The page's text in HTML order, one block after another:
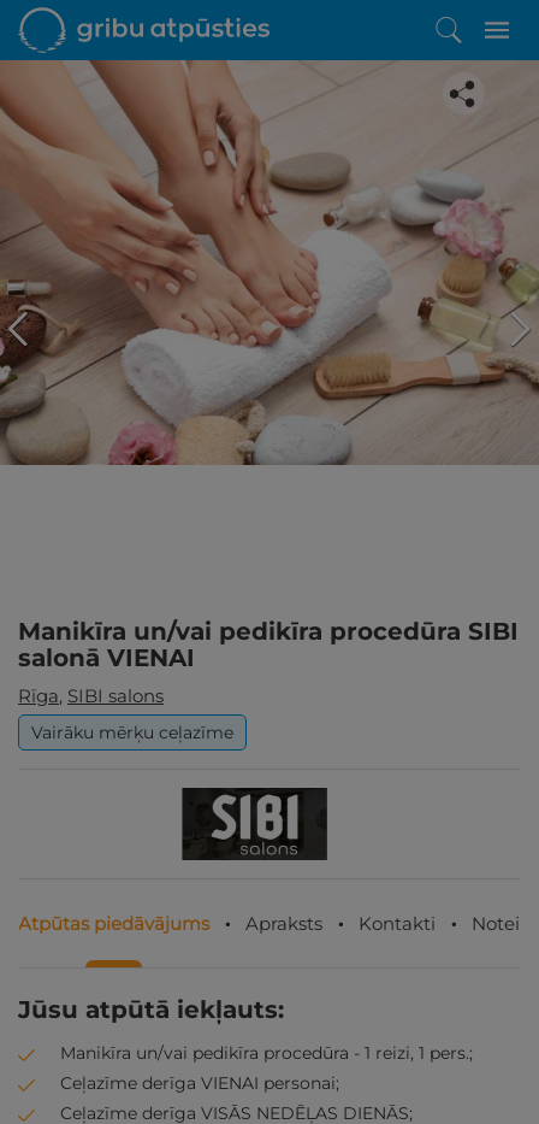
Iepatikās šis piedāvājums?
Līdz brīnišķīgai atpūtai atlikuši tikai daži soļi
PĒRKU
Manikīra un/vai pedikīra procedūra SIBI
salonā VIENAI
Rīga, SIBI salons
Vairāku mērķu ceļazīme
Atpūtas piedāvājums Apraksts Kontakti
Jūsu atpūtā iekļauts:
Manikīra un/vai pedikīra procedūra - 1 reizi, 1 pers.;
Ceļazīme derīga VIENAI personai;
Ceļazīme derīga VISĀS NEDĒĻAS DIENĀS;